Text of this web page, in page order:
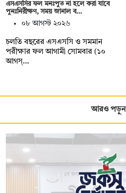
এসএসসির ফল মনঃপুত না হলে করা যাবে
পুনঃনিরীক্ষণ, সময় জানাল ব…
০৮ আগস্ট ২০২৬
চলতি বছরের এসএসসি ও সমমান
পরীক্ষার ফল আগামী সোমবার (১০
আগস্…
আরও পড়ুন